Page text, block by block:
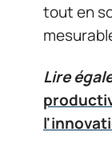
tout en
Lire